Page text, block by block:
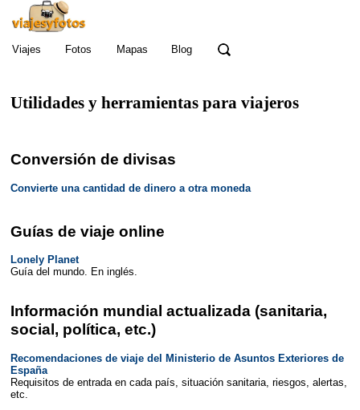
Viajes Fotos Mapas Blog
Utilidades y herramientas para viajeros
Conversión de divisas
Convierte una cantidad de dinero a otra moneda
Guías de viaje online
Lonely Planet
Guía del mundo. En inglés.
Información mundial actualizada (sanitaria,
social, política, etc.)
Recomendaciones de viaje del Ministerio de Asuntos Exteriores de
España
Requisitos de entrada en cada país, situación sanitaria, riesgos, alertas,
etc.